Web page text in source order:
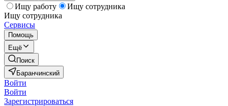
Ищу работу
Ищу сотрудника
Ищу сотрудника
Сервисы
Помощь
Ещё
Поиск
Баранчинский
Войти
Войти
Зарегистрироваться